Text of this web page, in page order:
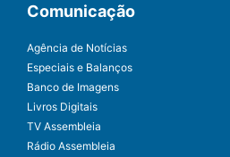
Comunicação
Agência de Notícias
Especiais e Balanços
Banco de Imagens
Livros Digitais
TV Assembleia
Rádio Assembleia